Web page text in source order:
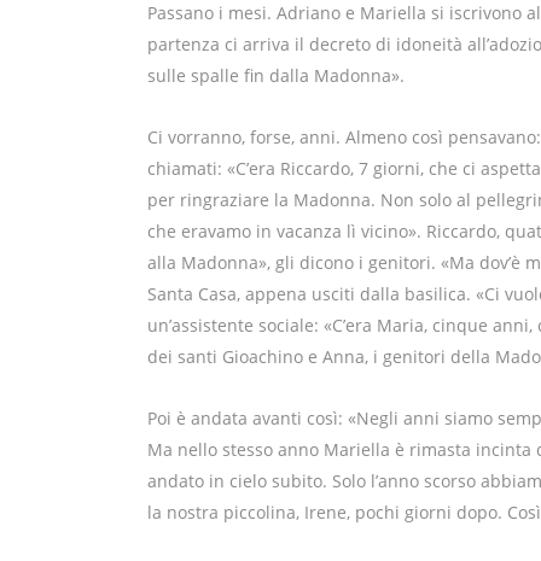
Passano i mesi. Adriano e Mariella si iscrivono
partenza ci arriva il decreto di idoneità
sulle spalle fin dalla Madonna».
Ci vorranno, forse, anni. Almeno così
chiamati: «C’era Riccardo, 7 giorni, che ci
per ringraziare la Madonna. Non solo al
che eravamo in vacanza lì vicino». Riccardo,
alla Madonna», gli dicono i genitori. «Ma dov’è
Santa Casa, appena usciti dalla basilica. «Ci
un’assistente sociale: «C’era Maria, cinque
dei santi Gioachino e Anna, i genitori della
Poi è andata avanti così: «Negli anni siamo
Ma nello stesso anno Mariella è rimasta
andato in cielo subito. Solo l’anno scorso
la nostra piccolina, Irene, pochi giorni dopo.